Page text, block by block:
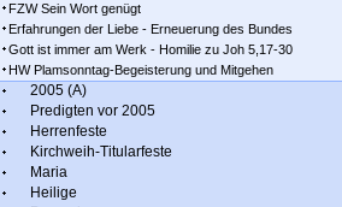
FZW Sein Wort genügt
Erfahrungen der Liebe - Erneuerung des Bundes
Gott ist immer am Werk - Homilie zu Joh 5,17-30
HW Plamsonntag-Begeisterung und Mitgehen
2005 (A)
Predigten vor 2005
Herrenfeste
Kirchweih-Titularfeste
Maria
Heilige